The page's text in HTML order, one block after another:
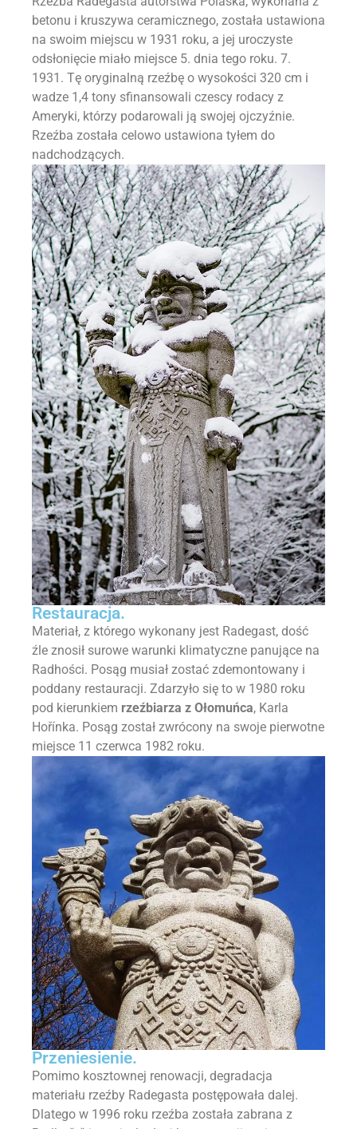
betonu i kruszywa ceramicznego, została ustawiona
na swoim miejscu w 1931 roku, a jej uroczyste
odsłonięcie miało miejsce 5. dnia tego roku. 7.
1931. Tę oryginalną rzeźbę o wysokości 320 cm i
wadze 1,4 tony sfinansowali czescy rodacy z
Ameryki, którzy podarowali ją swojej ojczyźnie.
Rzeźba została celowo ustawiona tyłem do
nadchodzących.
Restauracja.
Materiał, z którego wykonany jest Radegast, dość
źle znosił surowe warunki klimatyczne panujące na
Radhości. Posąg musiał zostać zdemontowany i
poddany restauracji. Zdarzyło się to w 1980 roku
pod kierunkiem rzeźbiarza z Ołomuńca, Karla
Hořínka. Posąg został zwrócony na swoje pierwotne
miejsce 11 czerwca 1982 roku.
Przeniesienie.
Pomimo kosztownej renowacji, degradacja
materiału rzeźby Radegasta postępowała dalej.
Dlatego w 1996 roku rzeźba została zabrana z